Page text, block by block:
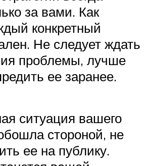
за вами. Как
конкретный
Не следует ждать
проблемы, лучше
ее заранее.
ситуация вашего
стороной, не
ее на публику.